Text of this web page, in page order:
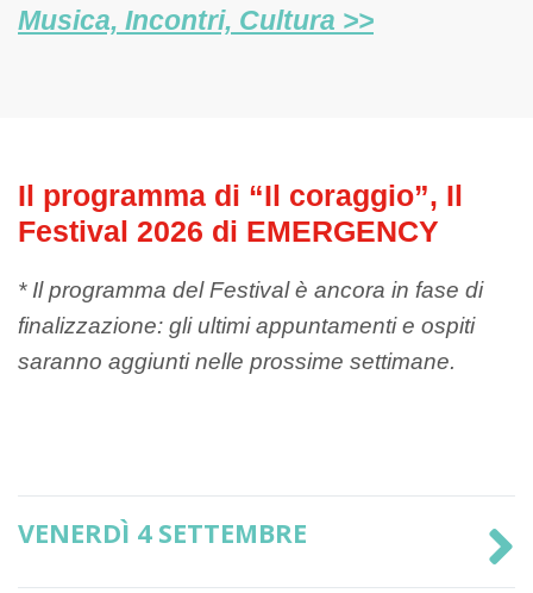
Musica, Incontri, Cultura >>
Il programma di “Il coraggio”, Il
Festival 2026 di EMERGENCY
* Il programma del Festival è ancora in fase di
finalizzazione: gli ultimi appuntamenti e ospiti
saranno aggiunti nelle prossime settimane.
VENERDÌ 4 SETTEMBRE